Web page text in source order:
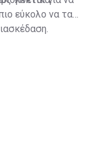
εύκολο να τα